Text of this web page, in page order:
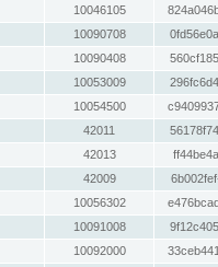
10046105
10090708
10090408
10053009
10054500
42011
42013
42009
10056302
10091008
10092000